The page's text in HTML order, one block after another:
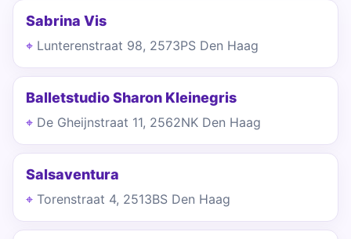
Sabrina Vis
Lunterenstraat 98, 2573PS Den Haag
Balletstudio Sharon Kleinegris
De Gheijnstraat 11, 2562NK Den Haag
Salsaventura
Torenstraat 4, 2513BS Den Haag